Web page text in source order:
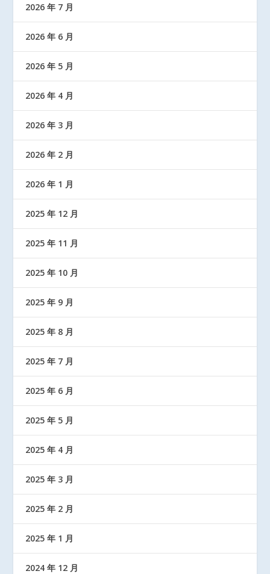
2026 年 7 月
2026 年 6 月
2026 年 5 月
2026 年 4 月
2026 年 3 月
2026 年 2 月
2026 年 1 月
2025 年 12 月
2025 年 11 月
2025 年 10 月
2025 年 9 月
2025 年 8 月
2025 年 7 月
2025 年 6 月
2025 年 5 月
2025 年 4 月
2025 年 3 月
2025 年 2 月
2025 年 1 月
2024 年 12 月